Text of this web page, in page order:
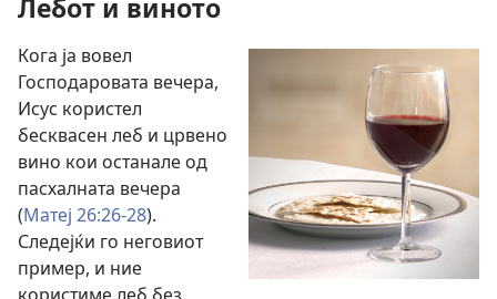
Лебот и виното
Кога ја вовел
Господаровата вечера,
Исус користел
бесквасен леб и црвено
вино кои останале од
пасхалната вечера
(Матеј 26:26-28).
Следејќи го неговиот
пример, и ние